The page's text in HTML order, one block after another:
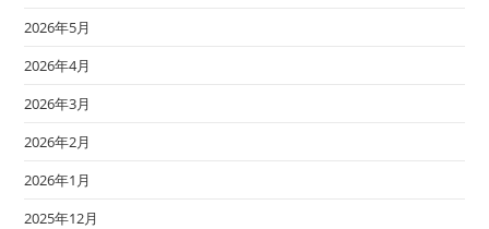
2026年5月
2026年4月
2026年3月
2026年2月
2026年1月
2025年12月